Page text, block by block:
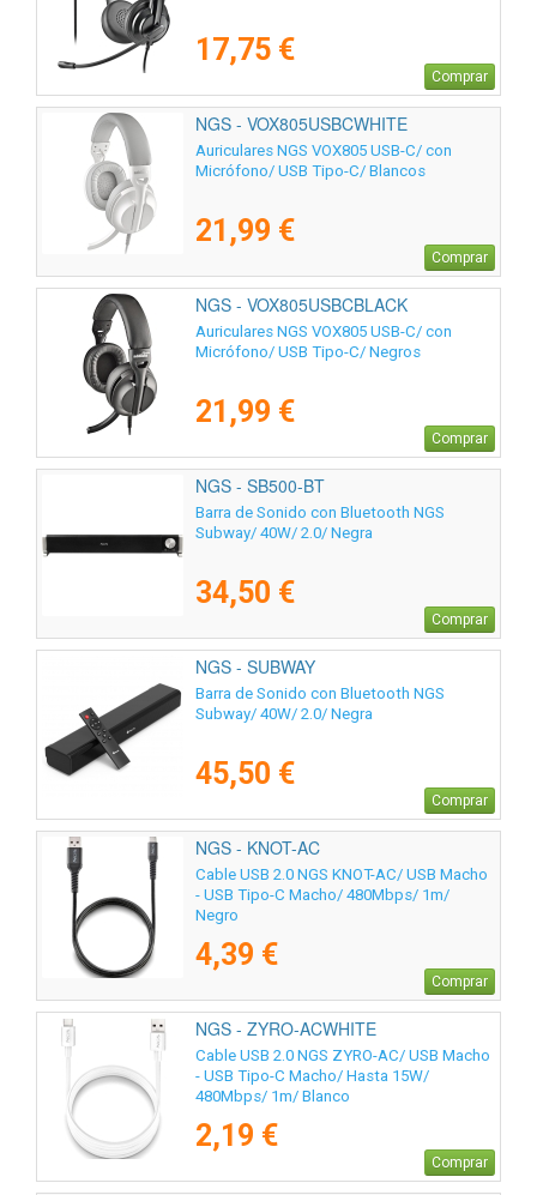
17,75 €
Comprar
NGS - VOX805USBCWHITE
Auriculares NGS VOX805 USB-C/ con
Micrófono/ USB Tipo-C/ Blancos
21,99 €
Comprar
NGS - VOX805USBCBLACK
Auriculares NGS VOX805 USB-C/ con
Micrófono/ USB Tipo-C/ Negros
21,99 €
Comprar
NGS - SB500-BT
Barra de Sonido con Bluetooth NGS
Subway/ 40W/ 2.0/ Negra
34,50 €
Comprar
NGS - SUBWAY
Barra de Sonido con Bluetooth NGS
Subway/ 40W/ 2.0/ Negra
45,50 €
Comprar
NGS - KNOT-AC
Cable USB 2.0 NGS KNOT-AC/ USB Macho
- USB Tipo-C Macho/ 480Mbps/ 1m/
Negro
4,39 €
Comprar
NGS - ZYRO-ACWHITE
Cable USB 2.0 NGS ZYRO-AC/ USB Macho
- USB Tipo-C Macho/ Hasta 15W/
480Mbps/ 1m/ Blanco
2,19 €
Comprar